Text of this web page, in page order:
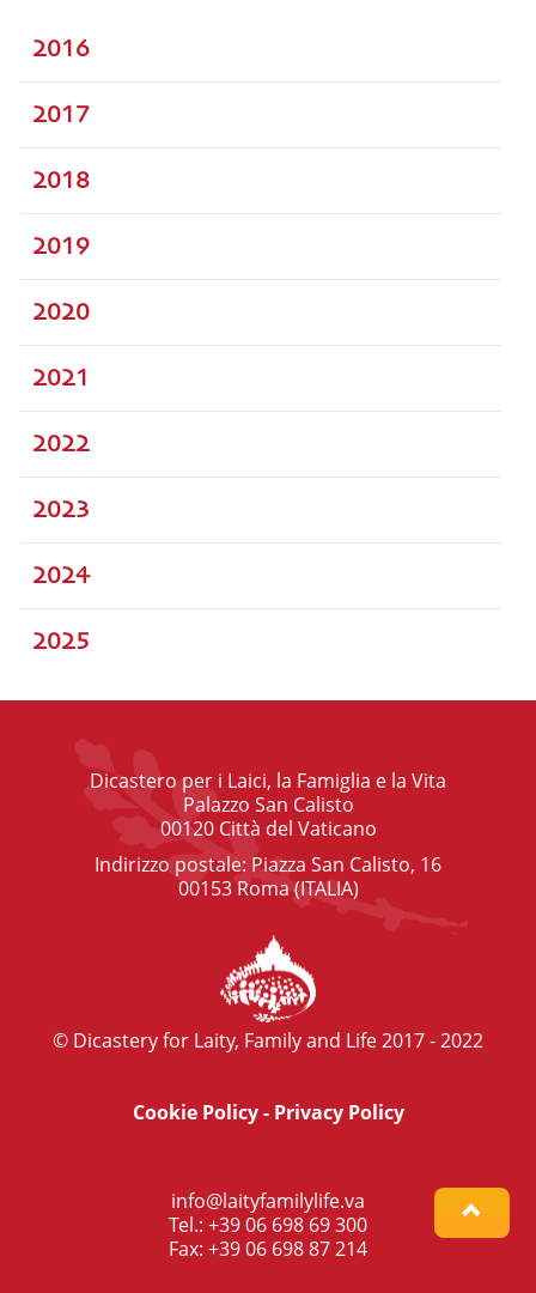
2016
2017
2018
2019
2020
2021
2022
2023
2024
2025
Dicastero per i Laici, la Famiglia e la Vita
Palazzo San Calisto
00120 Città del Vaticano
Indirizzo postale: Piazza San Calisto, 16
00153 Roma (ITALIA)
© Dicastery for Laity, Family and Life 2017 - 2022
Cookie Policy- Privacy Policy
info@laityfamilylife.va
Tel.: +39 06 698 69 300
Fax: +39 06 698 87 214